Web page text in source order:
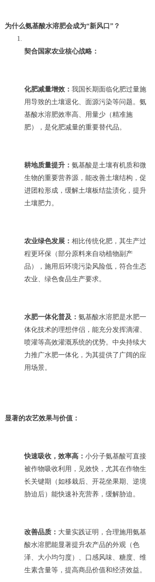
为什么氨基酸水溶肥会成为“新风口”？
契合国家农业核心战略：
化肥减量增效： 我国长期面临化肥过量施
用导致的土壤退化、面源污染等问题。氨
基酸水溶肥效率高、用量少（精准施
肥），是化肥减量的重要替代品。
耕地质量提升： 氨基酸是土壤有机质和微
生物的重要营养源，能改善土壤结构，促
进团粒形成，缓解土壤板结盐渍化，提升
土壤肥力。
农业绿色发展： 相比传统化肥，其生产过
程更环保（部分原料来自动植物副产
品），施用后环境污染风险低，符合生态
农业、绿色食品生产要求。
水肥一体化普及： 氨基酸水溶肥是水肥一
体化技术的理想伴侣，能充分发挥滴灌、
喷灌等高效灌溉系统的优势。中央持续大
力推广水肥一体化，为其提供了广阔的应
用场景。
显著的农艺效果与价值：
快速吸收，效率高： 小分子氨基酸可直接
被作物吸收利用，见效快，尤其在作物生
长关键期（如移栽后、开花坐果期、逆境
胁迫后）能快速补充营养，缓解胁迫。
改善品质： 大量实践证明，合理施用氨基
酸水溶肥能显著提升农产品的外观（色
泽、大小均匀度）、口感风味、糖度、维
生素含量等，提高商品价值和经济效益。